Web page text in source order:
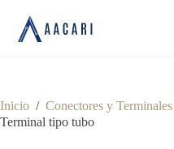
contenido
Inicio / Conectores y Terminales
Terminal tipo tubo